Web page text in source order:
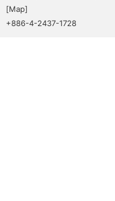
[Map]
+886-4-2437-1728